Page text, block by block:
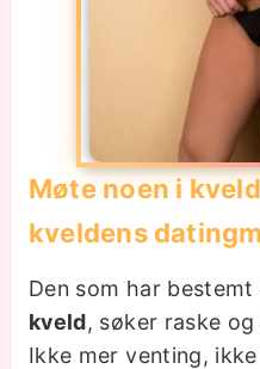
Møte noen i
kveldens
Den som har bestemt
kveld, søker raske
Ikke mer venting,